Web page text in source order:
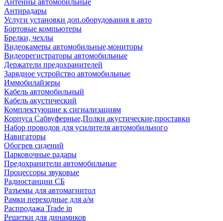
Антенны автомобильные
Антирадары
Услуги установки доп.оборудования в авто
Бортовые компьютеры
Брелки, чехлы
Видеокамеры автомобильные,мониторы
Видеорегистраторы автомобильные
Держатели предохранителей
Зарядное устройство автомобильные
Иммобилайзеры
Кабель автомобильный
Кабель акустический
Комплектующие к сигнализациям
Корпуса Сабвуферные,Полки акустические,проставки
Набор проводов для усилителя автомобильного
Навигаторы
Обогрев сидений
Парковочные радары
Предохранители автомобильные
Процессоры звуковые
Радиостанции СБ
Разъемы для автомагнитол
Рамки переходные для а/м
Распродажа Trade in
Решетки для динамиков